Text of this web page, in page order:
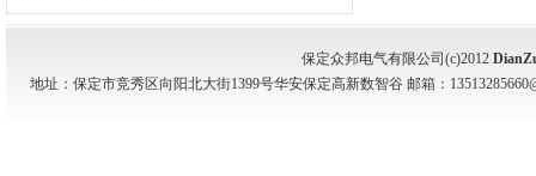
保定众邦电气有限公司(c)2012
地址：保定市竞秀区向阳北大街1399号华安保定高新数智谷 邮箱：